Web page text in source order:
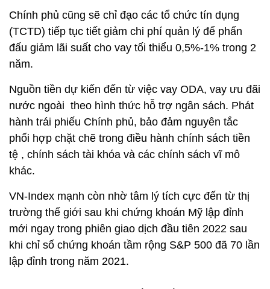
tệ , chính sách tài khóa và các chính sách vĩ mô
khác.
VN-Index mạnh còn nhờ tâm lý tích cực đến từ thị
mới ngay trong phiên giao dịch đầu tiên 2022 sau
khi chỉ số chứng khoán tầm rộng S&P 500 đã 70 lần
lập đỉnh trong năm 2021.
Việt Nam cũng vừa công bố chỉ số Nhà Quản trị
Mua hàng (Purchasing Managers’ Index - PMI) cải
thiện tháng thứ 3 liên tiếp, đạt 52,5 điểm trong tháng
12, so với 52.2 của tháng 11.
Số lượng đơn đặt hàng mới tiếp tục tăng vào cuối
năm, với tốc độ tăng ngang bằng tháng 11. Nhu cầu
khách hàng cải thiện từ khi các hạn chế liên quan